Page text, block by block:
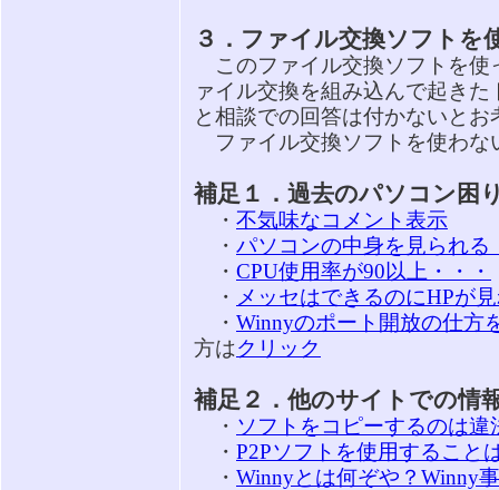
３．ファイル交換ソフトを
このファイル交換ソフトを使
ァイル交換を組み込んで起き
と相談での回答は付かないとお
ファイル交換ソフトを使わな
補足１．過去のパソコン困
・ 不気味なコメント表示
・ パソコンの中身を見られる
・ CPU使用率が90以上・・・
・ メッセはできるのにHPが
・ Winnyのポート開放の仕方
方はクリック
補足２．他のサイトでの情
・ ソフトをコピーするのは違
・ P2Pソフトを使用すること
・ Winnyとは何ぞや？Winny